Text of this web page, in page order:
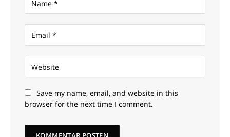
Save my name, email, and website in this
browser for the next time I comment.